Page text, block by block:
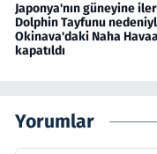
Japonya'nın güneyine
Dolphin Tayfunu
Okinava'daki Naha
kapatıldı
Yorumlar